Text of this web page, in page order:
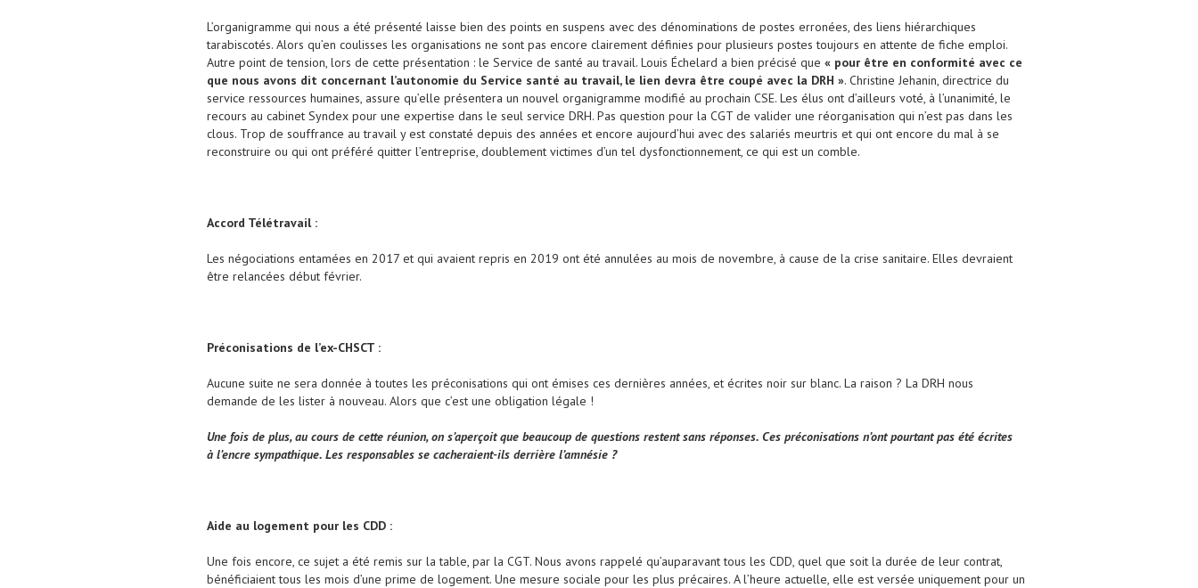
L’organigramme qui nous a été présenté laisse bien des points en suspens avec des dénominations de postes erronées, des liens hiérarchiques
tarabiscotés. Alors qu’en coulisses les organisations ne sont pas encore clairement définies pour plusieurs postes toujours en attente de fiche emploi.
Autre point de tension, lors de cette présentation : le Service de santé au travail. Louis Échelard a bien précisé que « pour être en conformité avec ce
que nous avons dit concernant l’autonomie du Service santé au travail, le lien devra être coupé avec la DRH ». Christine Jehanin, directrice du
service ressources humaines, assure qu’elle présentera un nouvel organigramme modifié au prochain CSE. Les élus ont d’ailleurs voté, à l’unanimité, le
recours au cabinet Syndex pour une expertise dans le seul service DRH. Pas question pour la CGT de valider une réorganisation qui n’est pas dans les
clous. Trop de souffrance au travail y est constaté depuis des années et encore aujourd’hui avec des salariés meurtris et qui ont encore du mal à se
reconstruire ou qui ont préféré quitter l’entreprise, doublement victimes d’un tel dysfonctionnement, ce qui est un comble.
Accord Télétravail :
Les négociations entamées en 2017 et qui avaient repris en 2019 ont été annulées au mois de novembre, à cause de la crise sanitaire. Elles devraient
être relancées début février.
Préconisations de l’ex-CHSCT :
Aucune suite ne sera donnée à toutes les préconisations qui ont émises ces dernières années, et écrites noir sur blanc. La raison ? La DRH nous
demande de les lister à nouveau. Alors que c’est une obligation légale !
Une fois de plus, au cours de cette réunion, on s’aperçoit que beaucoup de questions restent sans réponses. Ces préconisations n’ont pourtant pas été écrites
à l’encre sympathique. Les responsables se cacheraient-ils derrière l’amnésie ?
Aide au logement pour les CDD :
Une fois encore, ce sujet a été remis sur la table, par la CGT. Nous avons rappelé qu’auparavant tous les CDD, quel que soit la durée de leur contrat,
bénéficiaient tous les mois d’une prime de logement. Une mesure sociale pour les plus précaires. A l’heure actuelle, elle est versée uniquement pour un